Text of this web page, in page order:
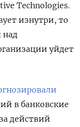
Technologies.
изнутри, то
над
уйдет
в банковские
действий